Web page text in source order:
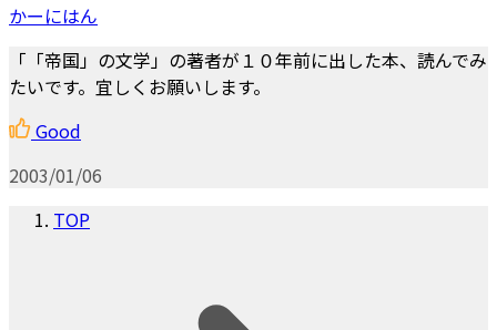
かーにはん
「「帝国」の文学」の著者が１０年前に出した本、読んでみ
たいです。宜しくお願いします。
Good
2003/01/06
TOP